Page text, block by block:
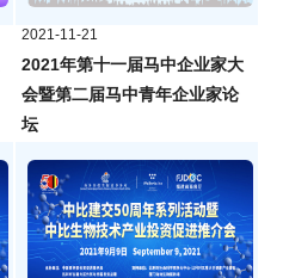
2021-11-21
2021年第十一届马中企业家大
会暨第二届马中青年企业家论
坛